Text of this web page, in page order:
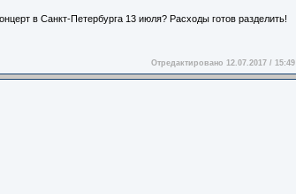
в Санкт-Петербурга 13 июля? Расходы готов разделить!
Отредактировано 12.07.2017 / 15:49